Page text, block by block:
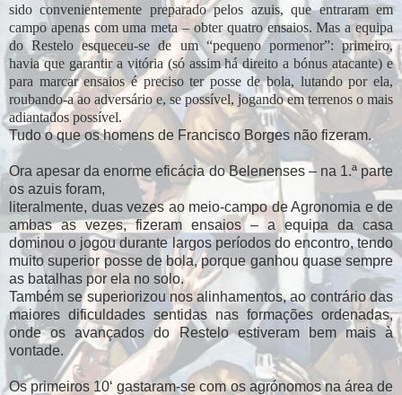
sido convenientemente preparado pelos azuis, que entraram em
campo apenas com uma meta – obter quatro ensaios. Mas a equipa
do Restelo esqueceu-se de um “pequeno pormenor”: primeiro,
havia que garantir a vitória (só assim há direito a bónus atacante) e
para marcar ensaios é preciso ter posse de bola, lutando por ela,
roubando-a ao adversário e, se possível, jogando em terrenos o mais
adiantados possível.
Tudo o que os homens de Francisco Borges não fizeram.
Ora apesar da enorme eficácia do Belenenses – na 1.ª parte
os azuis foram,
literalmente, duas vezes ao meio-campo de Agronomia e de
ambas as vezes, fizeram ensaios – a equipa da casa
dominou o jogou durante largos períodos do encontro, tendo
muito superior posse de bola, porque ganhou quase sempre
as batalhas por ela no solo.
Também se superiorizou nos alinhamentos, ao contrário das
maiores dificuldades sentidas nas formações ordenadas,
onde os avançados do Restelo estiveram bem mais à
vontade.
Os primeiros 10‘ gastaram-se com os agrónomos na área de